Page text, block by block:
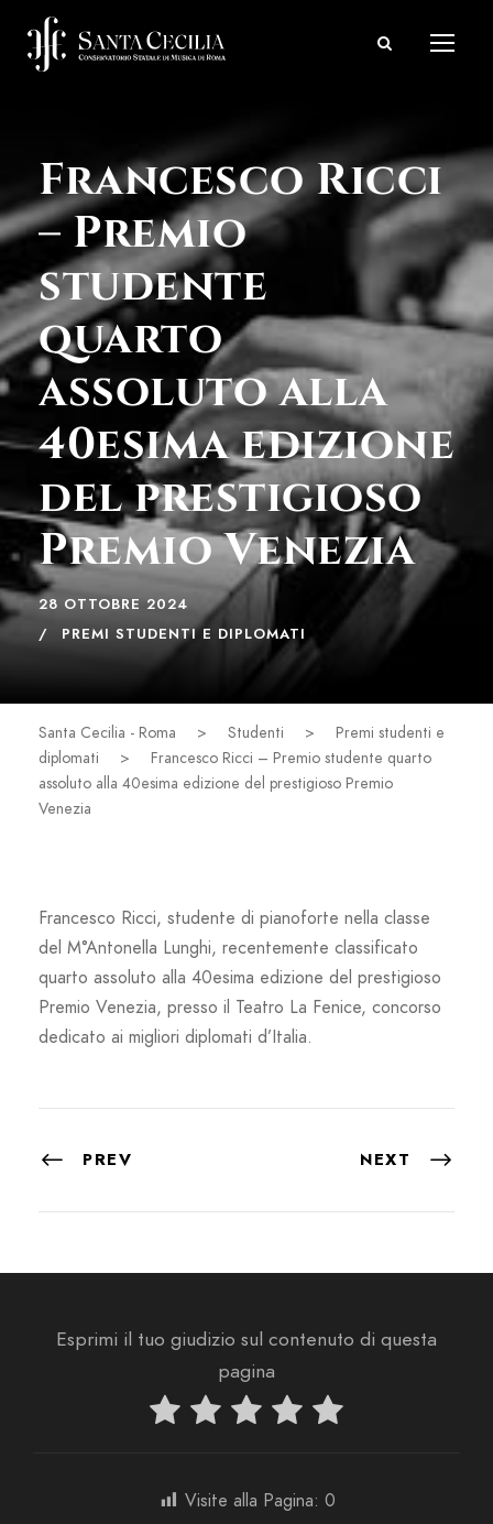
Francesco Ricci
– Premio
studente
quarto
assoluto alla
40esima edizione
del prestigioso
Premio Venezia
28 OTTOBRE 2024
PREMI STUDENTI E DIPLOMATI
Santa Cecilia - Roma > Studenti >
Premi studenti e
diplomati
>
Francesco Ricci – Premio studente quarto
assoluto alla 40esima edizione del prestigioso Premio
Venezia
Francesco Ricci, studente di pianoforte nella classe
del M°Antonella Lunghi, recentemente classificato
quarto assoluto alla 40esima edizione del prestigioso
Premio Venezia, presso il Teatro La Fenice, concorso
dedicato ai migliori diplomati d’Italia.
PREV NEXT
Esprimi il tuo giudizio sul contenuto di questa
pagina
Visite alla Pagina: 0